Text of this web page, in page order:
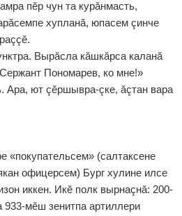
пӗр чун та курăнмасть,
хупланă, юпасем çинче
Вырăсла кăшкăрса каланă
Пономарев, ко мне!»
Ара, ют çӗршывра-çке, ăçтан вара
«покупательсем» (салтаксене
офицерсем) Бург хулине илсе
иккен. Икӗ полк вырнаçнă: 200-
933-мӗш зенитпа артиллери